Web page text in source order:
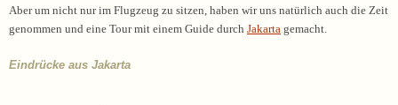
Aber um nicht nur im Flugzeug zu sitzen, haben wir uns natürlich auch die Zeit
genommen und eine Tour mit einem Guide durch Jakarta gemacht.
Eindrücke aus Jakarta